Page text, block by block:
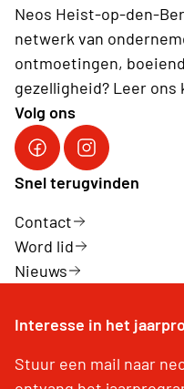
Neos Heist-op-den-
netwerk van
ontmoetingen,
gezelligheid? Leer ons
Volg ons
Volg ons op Facebook
Volg ons op
Snel terugvinden
Contact
Word lid
Nieuws
Interesse in het
Stuur een mail naar